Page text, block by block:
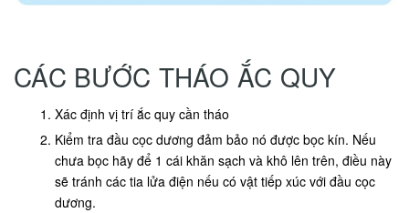
CÁC BƯỚC THÁO ẮC QUY
Xác định vị trí ắc quy cần tháo
Kiểm tra đầu cọc dương đảm bảo nó được bọc kín. Nếu
chưa bọc hãy để 1 cái khăn sạch và khô lên trên, điều này
sẽ tránh các tia lửa điện nếu có vật tiếp xúc với đầu cọc
dương.